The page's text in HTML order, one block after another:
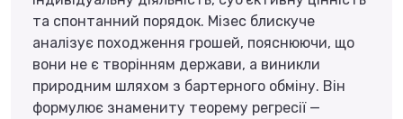
та спонтанний порядок. Мізес блискуче
аналізує походження грошей, пояснюючи, що
вони не є творінням держави, а виникли
природним шляхом з бартерного обміну. Він
формулює знамениту теорему регресії —